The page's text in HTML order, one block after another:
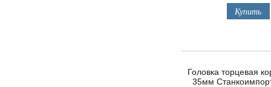
Головка торцевая
35мм